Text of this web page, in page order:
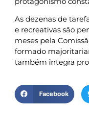
As dezenas de
e recreativas são
meses pela
formado
também integra
Facebook